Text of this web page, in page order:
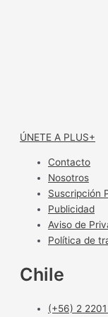
ÚNETE A PLUS+
Contacto
Nosotros
Suscripción
Publicidad
Aviso de
Política de
Chile
(+56) 2